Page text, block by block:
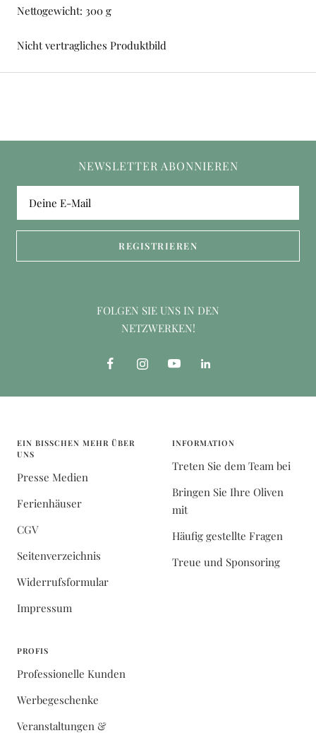
Nettogewicht: 300 g
Nicht vertragliches Produktbild
NEWSLETTER ABONNIEREN
Deine E-Mail
REGISTRIEREN
FOLGEN SIE UNS IN DEN
NETZWERKEN!
EIN BISSCHEN MEHR ÜBER
UNS
Presse Medien
Ferienhäuser
CGV
Seitenverzeichnis
Widerrufsformular
Impressum
INFORMATION
Treten Sie dem Team bei
Bringen Sie Ihre Oliven
mit
Häufig gestellte Fragen
Treue und Sponsoring
PROFIS
Professionelle Kunden
Werbegeschenke
Veranstaltungen &